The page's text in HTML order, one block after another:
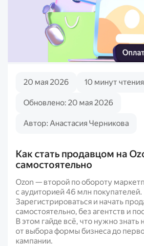
20 мая 2026 10 минут чтения
Обновлено: 20 мая 2026
Автор: Анастасия Черникова
Как стать продавцом на
самостоятельно
Ozon — второй по обороту
с аудиторией 46 млн покупателей.
Зарегистрироваться и начать
самостоятельно, без агентств и
В этом гайде всё, что нужно знать
от выбора формы бизнеса до
кампании.